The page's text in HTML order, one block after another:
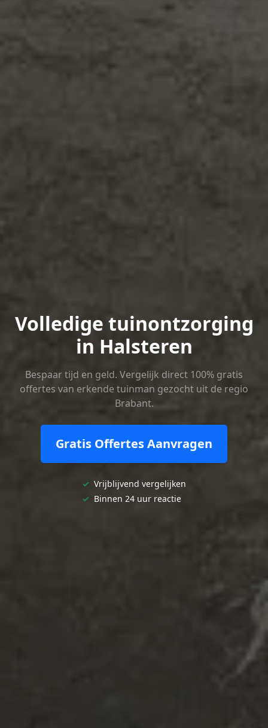
Volledige tuinontzorging
in Halsteren
Bespaar tijd en geld. Vergelijk direct 100% gratis
offertes van erkende tuinman gezocht uit de regio
Brabant.
Gratis Offertes Aanvragen
✓ Vrijblijvend vergelijken
✓ Binnen 24 uur reactie